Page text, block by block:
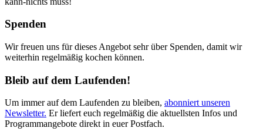
Spenden
Wir freuen uns für dieses Angebot sehr über Spenden, damit wir
weiterhin regelmäßig kochen können.
Bleib auf dem Laufenden!
Um immer auf dem Laufenden zu bleiben, abonniert unseren
Newsletter. Er liefert euch regelmäßig die aktuellsten Infos und
Programmangebote direkt in euer Postfach.